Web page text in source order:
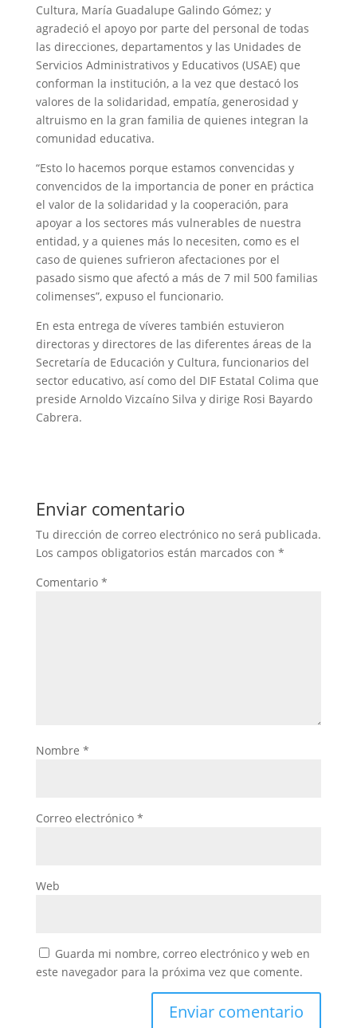
Cultura, María Guadalupe Galindo Gómez; y
agradeció el apoyo por parte del personal de todas
las direcciones, departamentos y las Unidades de
Servicios Administrativos y Educativos (USAE) que
conforman la institución, a la vez que destacó los
valores de la solidaridad, empatía, generosidad y
altruismo en la gran familia de quienes integran la
comunidad educativa.
“Esto lo hacemos porque estamos convencidas y
convencidos de la importancia de poner en práctica
el valor de la solidaridad y la cooperación, para
apoyar a los sectores más vulnerables de nuestra
entidad, y a quienes más lo necesiten, como es el
caso de quienes sufrieron afectaciones por el
pasado sismo que afectó a más de 7 mil 500 familias
colimenses”, expuso el funcionario.
En esta entrega de víveres también estuvieron
directoras y directores de las diferentes áreas de la
Secretaría de Educación y Cultura, funcionarios del
sector educativo, así como del DIF Estatal Colima que
preside Arnoldo Vizcaíno Silva y dirige Rosi Bayardo
Cabrera.
Enviar comentario
Tu dirección de correo electrónico no será publicada.
Los campos obligatorios están marcados con *
Comentario *
Nombre *
Correo electrónico *
Web
Guarda mi nombre, correo electrónico y web en
este navegador para la próxima vez que comente.